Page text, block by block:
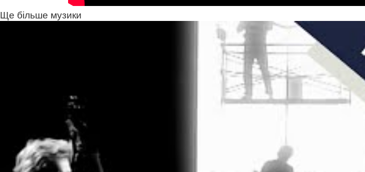
Ще більше музики